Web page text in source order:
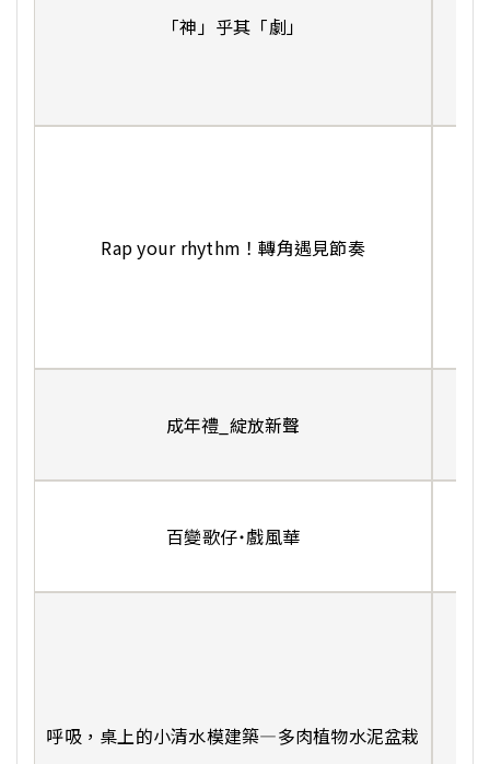
「神」乎其「劇」
Rap your rhythm！轉角遇見節奏
成年禮_綻放新聲
百變歌仔˙戲風華
呼吸，桌上的小清水模建築—多肉植物水泥盆栽